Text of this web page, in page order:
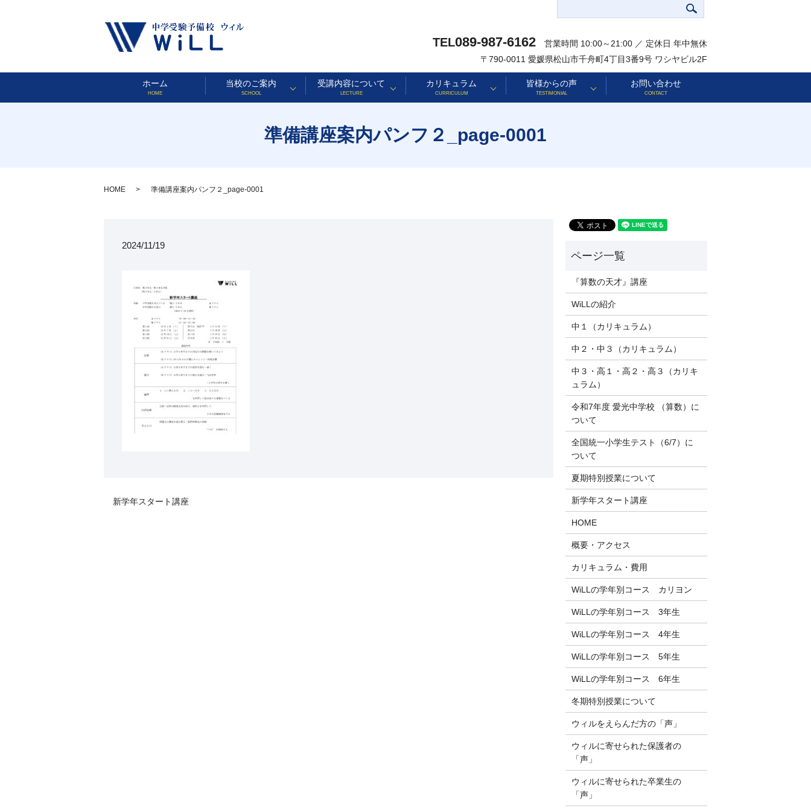
TEL089-987-6162
営業時間 10:00～21:00 ／ 定休日 年中無休
〒790-0011 愛媛県松山市千舟町4丁目3番9号 ワシヤビル2F
ホーム
HOME
当校のご案内
SCHOOL
受講内容について
LECTURE
カリキュラム
CURRICULUM
皆様からの声
TESTIMONIAL
お問い合わせ
CONTACT
準備講座案内パンフ２_page-0001
HOME 準備講座案内パンフ２_page-0001
2024/11/19
新学年スタート講座
『算数の天才』講座
WiLLの紹介
中１（カリキュラム）
中２・中３（カリキュラム）
中３・高１・高２・高３（カリキ
ュラム）
令和7年度 愛光中学校 （算数）に
ついて
全国統一小学生テスト（6/7）に
ついて
夏期特別授業について
新学年スタート講座
HOME
概要・アクセス
カリキュラム・費用
WiLLの学年別コース カリヨン
WiLLの学年別コース 3年生
WiLLの学年別コース 4年生
WiLLの学年別コース 5年生
WiLLの学年別コース 6年生
冬期特別授業について
ウィルをえらんだ方の「声」
ウィルに寄せられた保護者の
「声」
ウィルに寄せられた卒業生の
「声」